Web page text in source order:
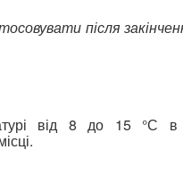
після
від 8 до 15 °С в